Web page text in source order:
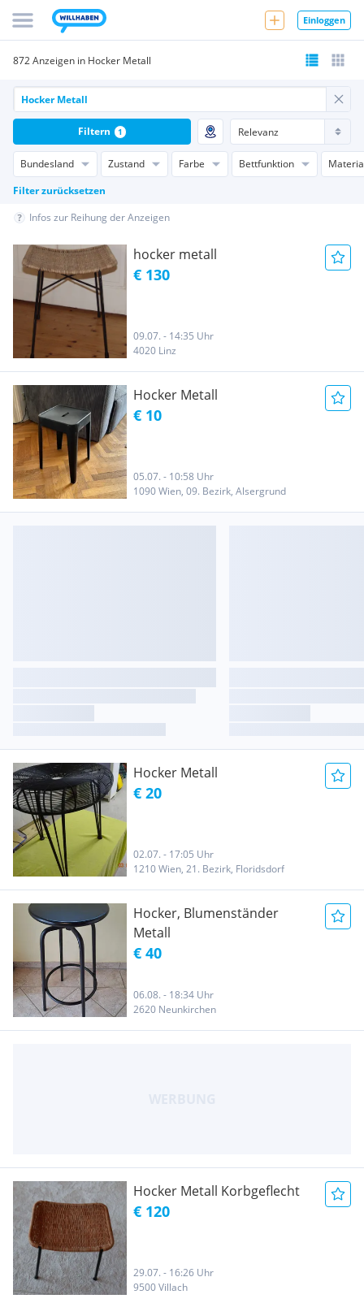
Einloggen
872 Anzeigen in Hocker Metall
Bundesland Zustand Farbe Bettfunktion
Filter zurücksetzen
Filtern 1
Infos zur Reihung der Anzeigen
hocker metall
€ 130
09.07. - 14:35 Uhr
4020 Linz
Hocker Metall
€ 10
05.07. - 10:58 Uhr
1090 Wien, 09. Bezirk, Alsergrund
Hocker Metall
€ 20
02.07. - 17:05 Uhr
1210 Wien, 21. Bezirk, Floridsdorf
Hocker, Blumenständer
Metall
€ 40
06.08. - 18:34 Uhr
2620 Neunkirchen
Hocker Metall Korbgeflecht
€ 120
29.07. - 16:26 Uhr
9500 Villach